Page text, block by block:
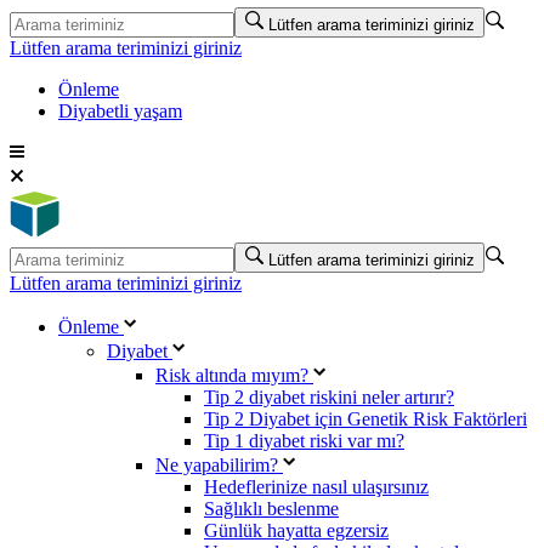
Lütfen arama teriminizi giriniz
Lütfen arama teriminizi giriniz
Önleme
Diyabetli yaşam
Lütfen arama teriminizi giriniz
Lütfen arama teriminizi giriniz
Önleme
Diyabet
Risk altında mıyım?
Tip 2 diyabet riskini neler artırır?
Tip 2 Diyabet için Genetik Risk Faktörleri
Tip 1 diyabet riski var mı?
Ne yapabilirim?
Hedeflerinize nasıl ulaşırsınız
Sağlıklı beslenme
Günlük hayatta egzersiz